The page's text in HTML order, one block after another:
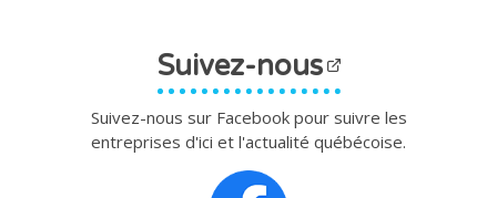
Suivez-nous
Suivez-nous sur Facebook pour suivre les
entreprises d'ici et l'actualité québécoise.